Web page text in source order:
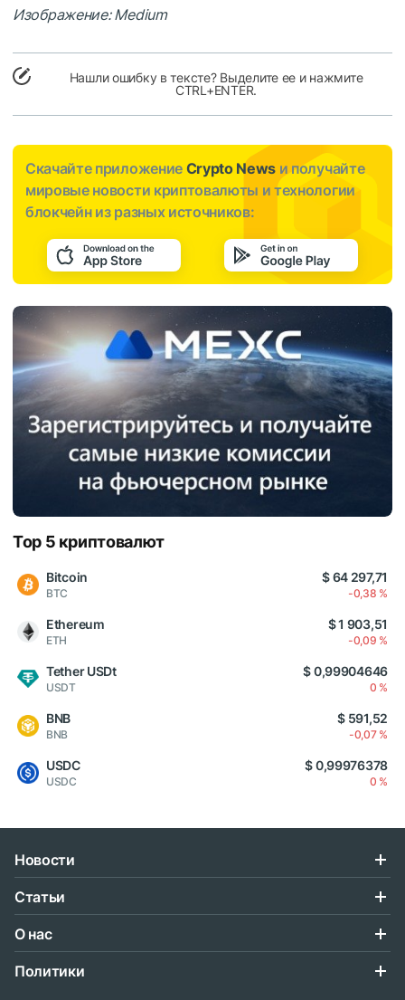
Изображение: Medium
Нашли ошибку в тексте? Выделите ее и нажмите
CTRL+ENTER.
Скачайте приложение Crypto News и получайте
мировые новости криптовалюты и технологии
блокчейн из разных источников:
Top 5 криптовалют
Bitcoin
BTC
$ 64 297,71
-0,38 %
Ethereum
ETH
$ 1 903,51
-0,09 %
Tether USDt
USDT
$ 0,99904646
0 %
BNB
BNB
$ 591,52
-0,07 %
USDC
USDC
$ 0,99976378
0 %
Новости
Статьи
О нас
Политики